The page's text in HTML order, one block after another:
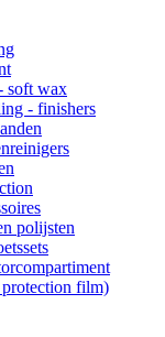
soft wax
- finishers
polijsten
film)